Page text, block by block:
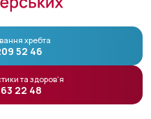
хребта
52 46
та здоров’я
22 48